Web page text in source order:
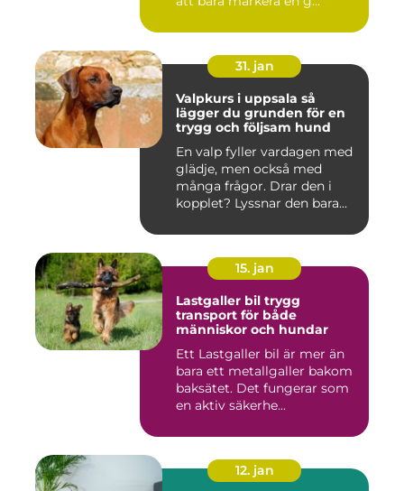
31. jan
Valpkurs i uppsala så
lägger du grunden för en
trygg och följsam hund
En valp fyller vardagen med
glädje, men också med
många frågor. Drar den i
kopplet? Lyssnar den bara...
15. jan
Lastgaller bil trygg
transport för både
människor och hundar
Ett Lastgaller bil är mer än
bara ett metallgaller bakom
baksätet. Det fungerar som
en aktiv säkerhe...
12. jan